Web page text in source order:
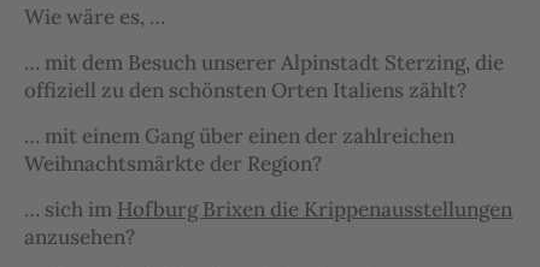
Wie wäre es, …
… mit dem Besuch unserer Alpinstadt Sterzing, die
offiziell zu den schönsten Orten Italiens zählt?
… mit einem Gang über einen der zahlreichen
Weihnachtsmärkte der Region?
… sich im Hofburg Brixen die Krippenausstellungen
anzusehen?